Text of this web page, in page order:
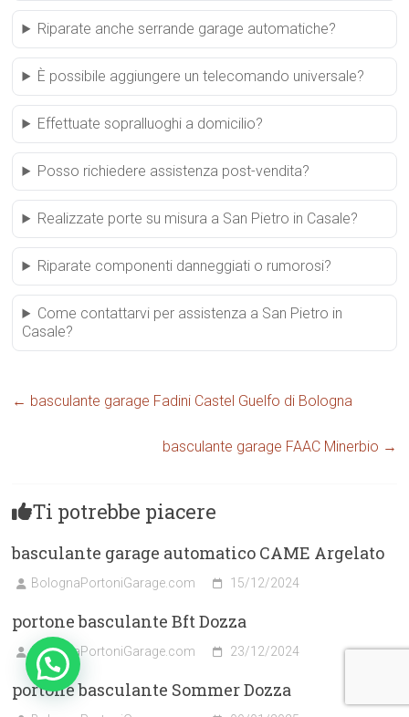
Riparate anche serrande garage automatiche?
È possibile aggiungere un telecomando universale?
Effettuate sopralluoghi a domicilio?
Posso richiedere assistenza post-vendita?
Realizzate porte su misura a San Pietro in Casale?
Riparate componenti danneggiati o rumorosi?
Come contattarvi per assistenza a San Pietro in
Casale?
← basculante garage Fadini Castel Guelfo di Bologna
basculante garage FAAC Minerbio →
Ti potrebbe piacere
basculante garage automatico CAME Argelato
BolognaPortoniGarage.com 15/12/2024
portone basculante Bft Dozza
BolognaPortoniGarage.com 23/12/2024
portone basculante Sommer Dozza